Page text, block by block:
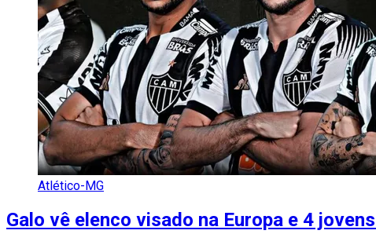
Atlético-MG
Galo vê elenco visado na Europa e 4